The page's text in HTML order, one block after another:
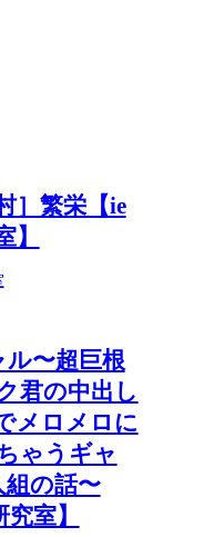
］繁栄【ie
】
ル〜超巨根
君の中出し
メロメロに
ゃうギャ
組の話〜
究室】